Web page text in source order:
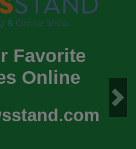
Favorite
Online
Next